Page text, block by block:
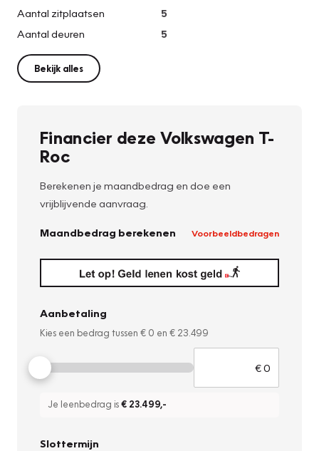
Aantal zitplaatsen
5
Aantal deuren
5
Bekijk alles
Financier deze Volkswagen T-
Roc
Berekenen je maandbedrag en doe een
vrijblijvende aanvraag.
Maandbedrag berekenen Voorbeeldbedragen
Aanbetaling
Kies een bedrag tussen € 0 en € 23.499
Je leenbedrag is€ 23.499,-
Slottermijn